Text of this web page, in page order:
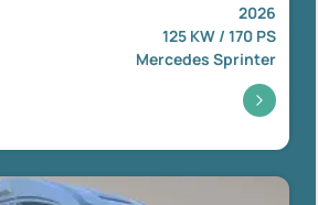
2026
125 KW / 170 PS
Mercedes Sprinter